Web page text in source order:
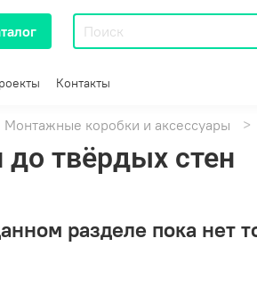
Контакты
Монтажные коробки и аксессуары
твёрдых стен
разделе пока нет